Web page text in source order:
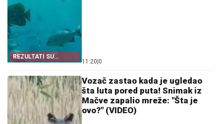
REZULTATI SU
NEVEROVATNI
11:20 0
Vozač zastao kada je ugledao
šta luta pored puta! Snimak iz
Mačve zapalio mreže: "Šta je
ovo?" (VIDEO)